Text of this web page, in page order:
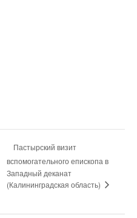
Пастырский визит
вспомогательного епископа в
Западный деканат
(Калининградская область)